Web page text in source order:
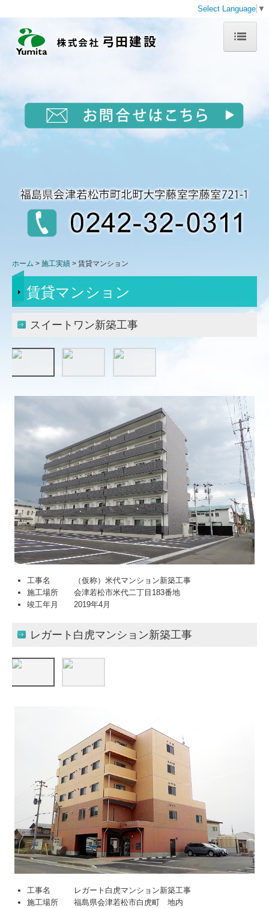
Select Language ▼
代表挨拶
業務案内
工事部
ユミタホーム（戸建新築）
土木工事
公共工事・お城
商業施設
医療・福祉施設
賃貸マンション
住宅事業部
採用情報
ホーム 施工実績 賃貸マンション
賃貸マンション
スイートワン新築工事
工事名 （仮称）米代マンション新築工事
施工場所 会津若松市米代二丁目183番地
竣工年月 2019年4月
レガート白虎マンション新築工事
工事名 レガート白虎マンション新築工事
施工場所 福島県会津若松市白虎町 地内